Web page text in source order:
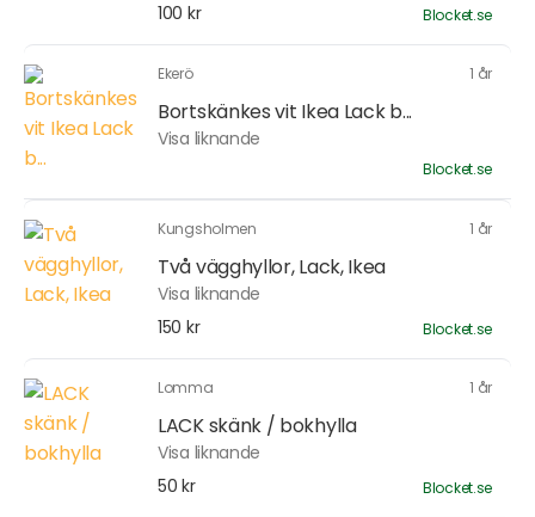
100 kr
Blocket.se
Ekerö 1 år
Bortskänkes vit Ikea Lack b...
Visa liknande
Blocket.se
Kungsholmen 1 år
Två vägghyllor, Lack, Ikea
Visa liknande
150 kr
Blocket.se
Lomma 1 år
LACK skänk / bokhylla
Visa liknande
50 kr
Blocket.se